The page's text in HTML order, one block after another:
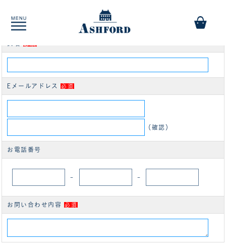
商品についてのお問い合わせ
ガルーシャストレッチペンホルダー BIBLE [7663]
Eメールアドレス 必須
（確認）
お電話番号
- -
お問い合わせ内容 必須